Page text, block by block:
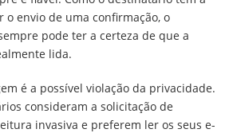
o envio de uma confirmação, o
pode ter a certeza de que a
lida.
é a possível violação da privacidade.
consideram a solicitação de
invasiva e preferem ler os seus e-